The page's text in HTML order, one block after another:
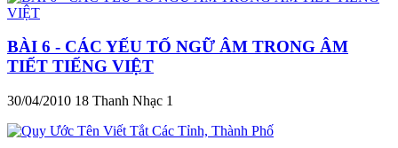
BÀI 6 - CÁC YẾU TỐ NGỮ ÂM TRONG ÂM
TIẾT TIẾNG VIỆT
30/04/2010 18 Thanh Nhạc 1